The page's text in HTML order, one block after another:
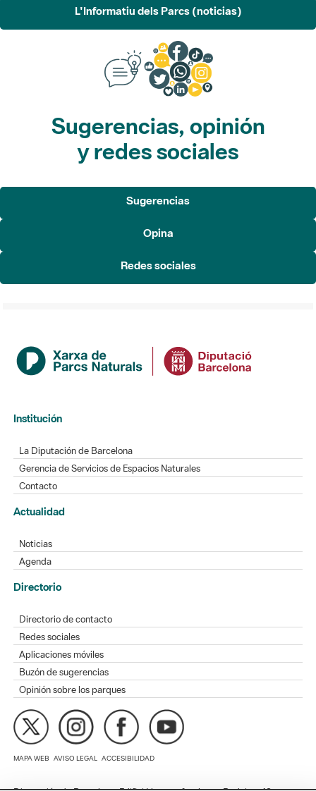
Sugerencias, opinión
y redes sociales
Sugerencias
Institución
Gerencia de Servicios de Espacios Naturales
Actualidad
Noticias
Agenda
Directorio de contacto
Redes sociales
Buzón de sugerencias
Opinión sobre los parques
MAPA WEB AVISO LEGAL ACCESIBILIDAD
Diputación de Barcelona. Edifici Llacuna, 1a planta. Badajoz, 49.
08005 Barcelona. Tel. 934 022 428 / xarxaparcs@diba.cat